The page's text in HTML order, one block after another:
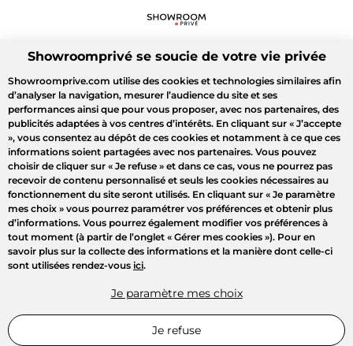
Showroomprivé se soucie de votre vie privée
Showroomprive.com utilise des cookies et technologies similaires afin
d’analyser la navigation, mesurer l’audience du site et ses
performances ainsi que pour vous proposer, avec nos partenaires, des
publicités adaptées à vos centres d’intérêts. En cliquant sur « J’accepte
», vous consentez au dépôt de ces cookies et notamment à ce que ces
informations soient partagées avec nos partenaires. Vous pouvez
choisir de cliquer sur « Je refuse » et dans ce cas, vous ne pourrez pas
recevoir de contenu personnalisé et seuls les cookies nécessaires au
fonctionnement du site seront utilisés. En cliquant sur « Je paramètre
mes choix » vous pourrez paramétrer vos préférences et obtenir plus
d’informations. Vous pourrez également modifier vos préférences à
tout moment (à partir de l’onglet « Gérer mes cookies »). Pour en
savoir plus sur la collecte des informations et la manière dont celle-ci
sont utilisées rendez-vous ici.
Je paramètre mes choix
Je refuse